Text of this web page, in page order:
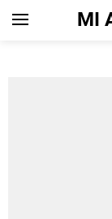
MI